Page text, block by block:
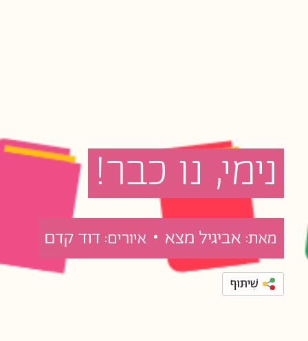
נימי, נו כבר!
מאת: אביגיל מצא • איורים: דוד קדם
שִׁיתּוּף